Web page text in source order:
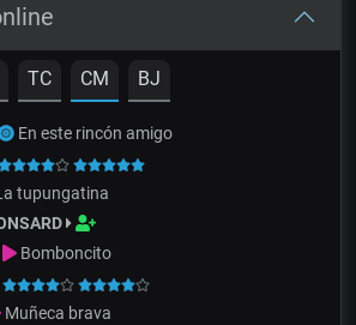
TC CM BJ
En este rincón amigo
tupungatina
Bomboncito
Muñeca brava